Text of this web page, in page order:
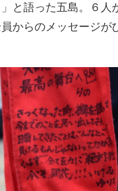
と語った五島。６人
からのメッセージが